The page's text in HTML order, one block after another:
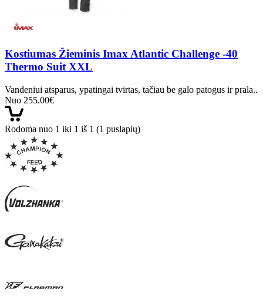
Kostiumas Žieminis Imax Atlantic Challenge -40
Thermo Suit XXL
Vandeniui atsparus, ypatingai tvirtas, tačiau be galo patogus ir prala..
Nuo 255.00€
Rodoma nuo 1 iki 1 iš 1 (1 puslapių)